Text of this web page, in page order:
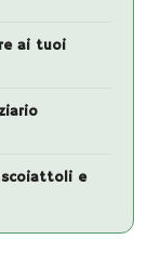
ai tuoi
scoiattoli e